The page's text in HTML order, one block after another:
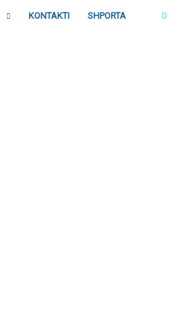
KONTAKTI SHPORTA 0